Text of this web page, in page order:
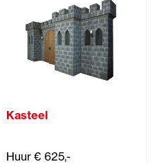
Kasteel
Huur € 625,-